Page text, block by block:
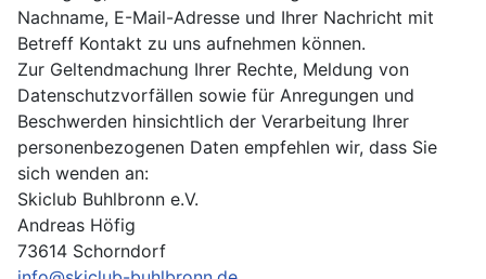
Nachname, E-Mail-Adresse und Ihrer Nachricht mit
Betreff Kontakt zu uns aufnehmen können.
Zur Geltendmachung Ihrer Rechte, Meldung von
Datenschutzvorfällen sowie für Anregungen und
Beschwerden hinsichtlich der Verarbeitung Ihrer
personenbezogenen Daten empfehlen wir, dass Sie
sich wenden an:
Skiclub Buhlbronn e.V.
Andreas Höfig
73614 Schorndorf